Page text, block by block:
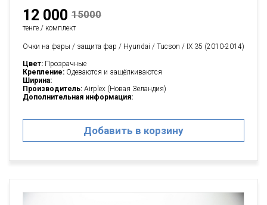
12 000 15000
тенге / комплект
Очки на фары / защита фар / Hyundai / Tucson / IX 35 (2010-2014)
Цвет: Прозрачные
Крепление: Одеваются и защёлкиваются
Ширина:
Производитель: Airplex (Новая Зеландия)
Дополнительная информация:
Добавить в корзину